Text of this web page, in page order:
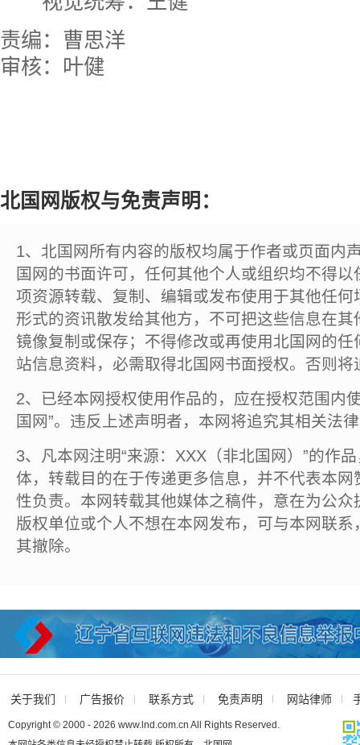
责编：曹思洋
审核：叶健
北国网版权与免责声明：
1、北国网所有内容的版权均属于作者或页面内
国网的书面许可，任何其他个人或组织均不得
项资源转载、复制、编辑或发布使用于其他任
形式的资讯散发给其他方，不可把这些信息在
镜像复制或保存；不得修改或再使用北国网的
站信息资料，必需取得北国网书面授权。否则将
2、已经本网授权使用作品的，应在授权范围内
国网”。违反上述声明者，本网将追究其相关法
3、凡本网注明“来源：XXX（非北国网）”的作
体，转载目的在于传递更多信息，并不代表本
性负责。本网转载其他媒体之稿件，意在为公
版权单位或个人不想在本网发布，可与本网联
其撤除。
关于我们 广告报价 联系方式 免责声明 网站律师
Copyright © 2000 - 2026 www.lnd.com.cn All Rights Reserved.